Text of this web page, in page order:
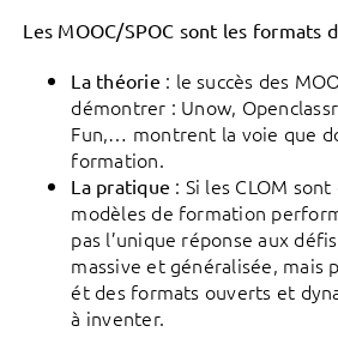
Les MOOC/SPOC sont les formats
La théorie : le succès des
démontrer : Unow,
Fun,… montrent la voie que
formation.
La pratique : Si les CLOM
modèles de formation
pas l’unique réponse aux
massive et généralisée, mais
ét des formats ouverts et
à inventer.